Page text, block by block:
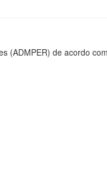
(ADMPER) de acordo